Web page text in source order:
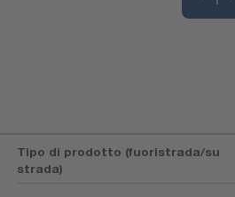
Tipo di prodotto (fuoristrada/su
strada)